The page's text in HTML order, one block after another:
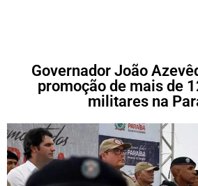
Governador João
promoção de mais de
militares na